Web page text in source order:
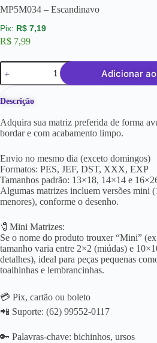
MP5M034 – Escandinavo
R$ 7,19
R$ 7,99
Adicionar
Descrição
Adquira sua matriz preferida de forma
bordar e com acabamento limpo.
Envio no mesmo dia (exceto domingos)
Formatos: PES, JEF, DST, XXX, EXP
Tamanhos padrão: 13×18, 14×14 e
Algumas matrizes incluem versões mini
menores), conforme o desenho.
🧷Mini Matrizes:
Se o nome do produto trouxer “Mini”
tamanho varia entre 2×2 (miúdas) e
detalhes), ideal para peças pequenas
toalhinhas e lembrancinhas.
💳 Pix, cartão ou boleto
📲 Suporte: (62) 99552-0117
🔑 Palavras-chave: bichinhos, ursos